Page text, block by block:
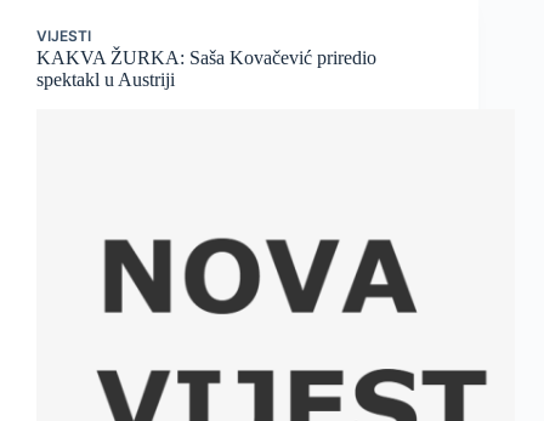
VIJESTI
KAKVA ŽURKA: Saša Kovačević priredio
spektakl u Austriji